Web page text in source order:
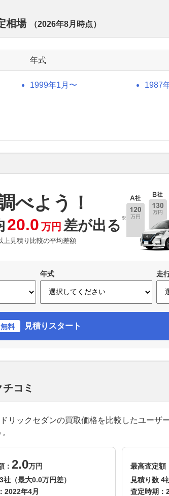
相場 （2026年8月 時点）
年式
1999年1月〜 1987
べよう！
20.0 万円 差が出る ※
上見積り比較の平均差額
年式 走
無料 見積りスタート
コミ
リックセダンの買取価格を比較したユーザ
：2.0万円
社（最大0.0万円差）
2022年4月
最高査定額
見積り数 4
査定時期：